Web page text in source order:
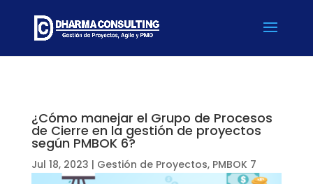
¿Cómo manejar el Grupo de Procesos
de Cierre en la gestión de proyectos
según PMBOK 6?
Jul 18, 2023 | Gestión de Proyectos, PMBOK 7